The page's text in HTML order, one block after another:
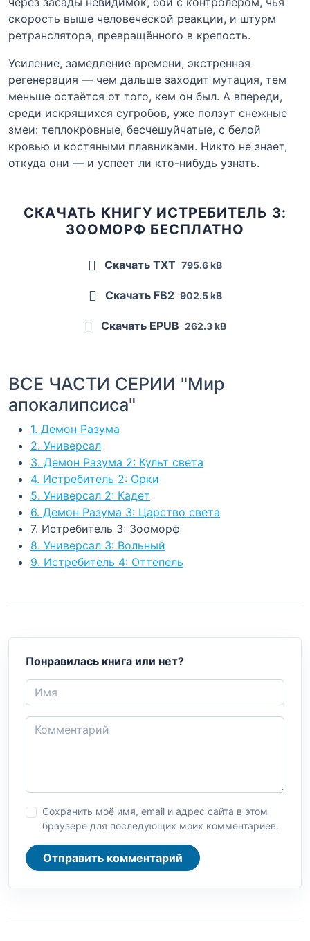
скорость выше человеческой реакции, и штурм
ретранслятора, превращённого в крепость.
Усиление, замедление времени, экстренная
регенерация — чем дальше заходит мутация, тем
меньше остаётся от того, кем он был. А впереди,
среди искрящихся сугробов, уже ползут снежные
змеи: теплокровные, бесчешуйчатые, с белой
кровью и костяными плавниками. Никто не знает,
откуда они — и успеет ли кто-нибудь узнать.
СКАЧАТЬ КНИГУ ИСТРЕБИТЕЛЬ 3:
ЗООМОРФ БЕСПЛАТНО
Скачать TXT 795.6 kB
Скачать FB2 902.5 kB
Скачать EPUB 262.3 kB
ВСЕ ЧАСТИ СЕРИИ "Мир
апокалипсиса"
1. Демон Разума
2. Универсал
3. Демон Разума 2: Культ света
4. Истребитель 2: Орки
5. Универсал 2: Кадет
6. Демон Разума 3: Царство света
7. Истребитель 3: Зооморф
8. Универсал 3: Вольный
9. Истребитель 4: Оттепель
Понравилась книга или нет?
Сохранить моё имя, email и адрес сайта в этом
браузере для последующих моих комментариев.
Отправить комментарий